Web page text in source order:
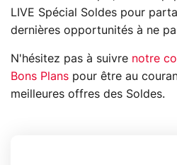
LIVE Spécial Soldes pour
dernières opportunités à ne
N'hésitez pas à suivre notre
Bons Plans pour être au
meilleures offres des Soldes.